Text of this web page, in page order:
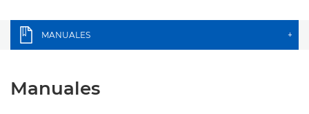
MANUALES +
Manuales